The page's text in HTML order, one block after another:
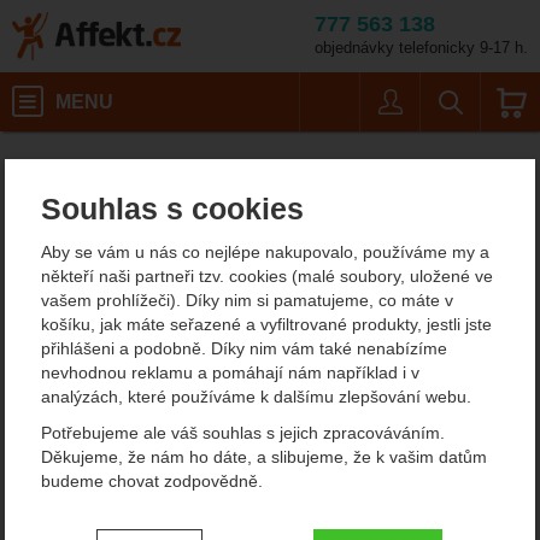
Souhlas s cookies
Aby se vám u nás co nejlépe nakupovalo, používáme my a
někteří naši partneři tzv. cookies (malé soubory, uložené ve
vašem prohlížeči). Díky nim si pamatujeme, co máte v
košíku, jak máte seřazené a vyfiltrované produkty, jestli jste
přihlášeni a podobně. Díky nim vám také nenabízíme
nevhodnou reklamu a pomáhají nám například i v
analýzách, které používáme k dalšímu zlepšování webu.
Potřebujeme ale váš souhlas s jejich zpracováváním.
Děkujeme, že nám ho dáte, a slibujeme, že k vašim datům
budeme chovat zodpovědně.
Nastavení souhlasů s kategoriemi
777 563 138
objednávky telefonicky 9-17 h.
MENU
Toko Performance
Toko Performance blue
-10°/-30°C 120 g
Fotografie